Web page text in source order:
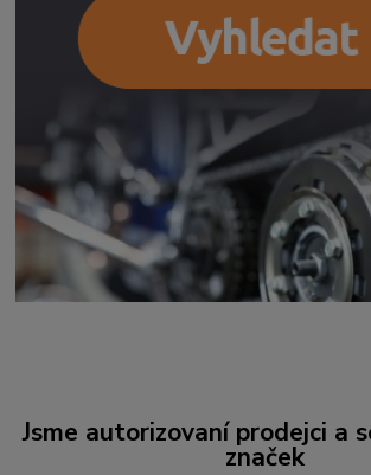
Jsme autorizovaní prodejci a
značek